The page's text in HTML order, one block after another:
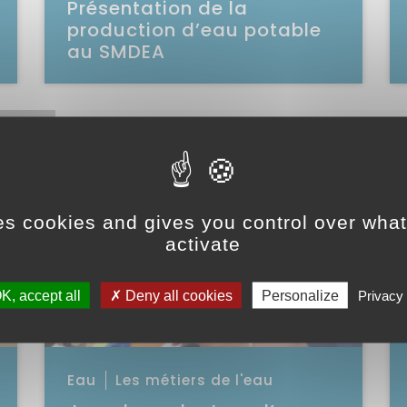
Présentation de la
production d’eau potable
au SMDEA
Catégorie : "
Eau Les métiers de l'eau
cookies and gives you control over
activate
accept all Deny all cookies Personalize Privacy